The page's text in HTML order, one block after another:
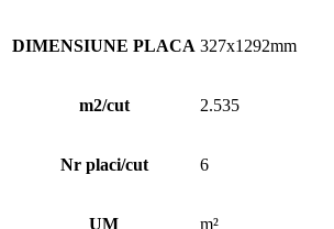
DIMENSIUNE PLACA 327x1292mm
m2/cut 2.535
Nr placi/cut 6
UM m²